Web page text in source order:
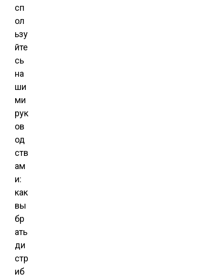
сп
ол
ьзу
йте
сь
на
ши
ми
рук
ов
од
ств
ам
и:
как
вы
бр
ать
ди
стр
иб